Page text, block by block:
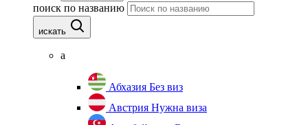
поиск по названию
искать
а
Абхазия Без виз
Австрия Нужна виза